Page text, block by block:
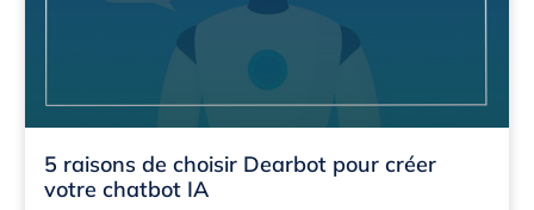
5 raisons de choisir Dearbot pour créer
votre chatbot IA